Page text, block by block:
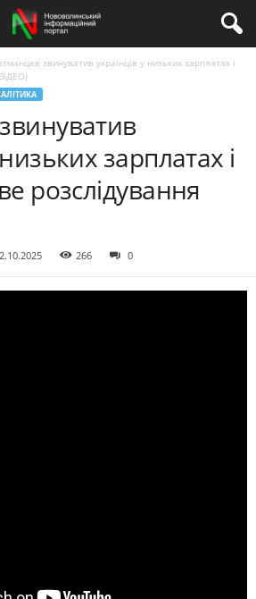
звинуватив українців у низьких зарплатах і
зарплатах і
розслідування
266 0